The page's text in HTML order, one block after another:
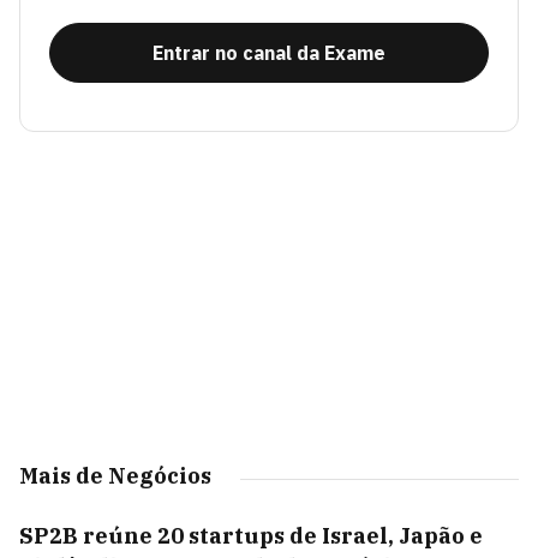
Entrar no canal da Exame
Mais de Negócios
SP2B reúne 20 startups de Israel, Japão e